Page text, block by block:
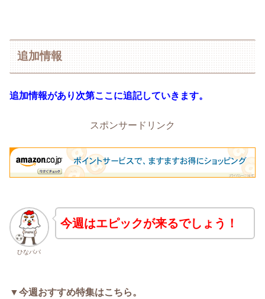
追加情報
追加情報があり次第ここに追記していきます。
スポンサードリンク
ひなパパ
今週はエピックが来るでしょう！
▼今週おすすめ特集はこちら。